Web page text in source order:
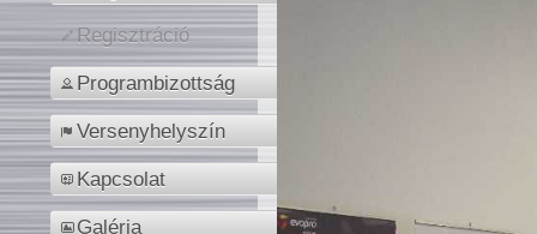
Regisztráció
Programbizottság
Versenyhelyszín
Kapcsolat
Galéria